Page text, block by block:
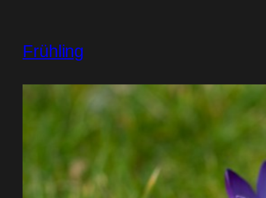
Frühling